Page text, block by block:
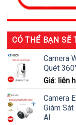
CÓ THỂ BẠN SẼ
Camera
Quét
Giá: liên
Camera
Giám
AI